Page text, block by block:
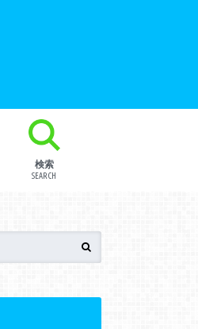
検索
SEARCH